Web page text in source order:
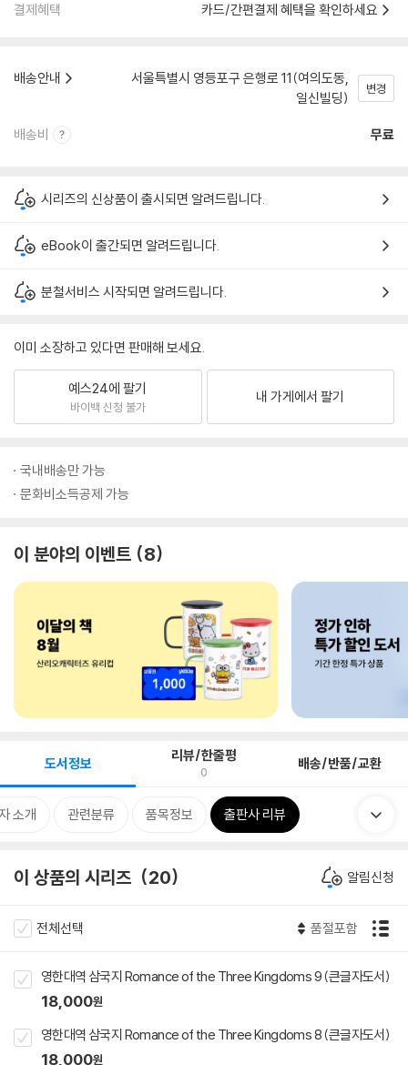
결제혜택 카드/간편결제 혜택을 확인하세요
배송안내
서울특별시 영등포구 은행로 11(여의도동,
일신빌딩)
변경
배송비 무료
시리즈의 신상품이 출시되면 알려드립니다.
eBook이 출간되면 알려드립니다.
분철서비스 시작되면 알려드립니다.
이미 소장하고 있다면 판매해 보세요.
예스24에 팔기
바이백 신청 불가
내 가게에서 팔기
국내배송만 가능
문화비소득공제 가능
이 분야의 이벤트 8
도서정보 리뷰/한줄평
0 배송/반품/교환
소개 관련분류 품목정보 출판사 리뷰
이 상품의 시리즈 20 알림신청
전체선택 품절포함
영한대역 삼국지 Romance of the Three Kingdoms 9 (큰글자도서)
18,000원
영한대역 삼국지 Romance of the Three Kingdoms 8 (큰글자도서)
18,000원